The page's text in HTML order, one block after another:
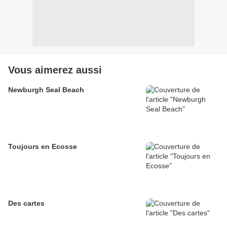
Vous aimerez aussi
Newburgh Seal Beach
Toujours en Ecosse
Des cartes